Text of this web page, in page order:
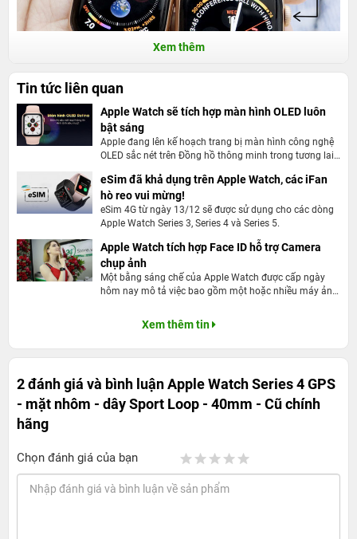
Trải nghiệm mới mẻ với màn hình lớn hơn
Nếu đi về 3 năm trước để so sánh thì Apple Watch S4 đã
có sự thay đổi vượt bậc về kích thước màn hình lớn hơn
30%, và điều này đã cho phép watchOS 5 hiển thị được
góc cạnh màn hình đem lại cho ta 1 cái nhìn liền mạch,
như kiểu có sự liên kết chặt chẽ giữa màn hình và khung
Khi đã nghĩ tới việc tăng kích thước màn hình lên để
Táo đã tăng lên độ phân giải, và các biểu tượng, phông
chữ cũng bắt đầu tăng lên .
Xem thêm
Tin tức liên quan
Apple Watch sẽ tích hợp màn hình OLED luôn
bật sáng
Apple đang lên kế hoạch trang bị màn hình công nghệ
OLED sắc nét trên Đồng hồ thông minh trong tương lai,
năng thông minh vượt trội
eSim đã khả dụng trên Apple Watch, các iFan
hò reo vui mừng!
eSim 4G từ ngày 13/12 sẽ được sử dụng cho các dòng
Apple Watch Series 3, Series 4 và Series 5.
Apple Watch tích hợp Face ID hỗ trợ Camera
chụp ảnh
Một bằng sáng chế của Apple Watch được cấp ngày
hôm nay mô tả việc bao gồm một hoặc nhiều máy ảnh
Đồng hồ thông minh.
Xem thêm tin
2 đánh giá và bình luậnApple Watch Series 4 GPS
- mặt nhôm - dây Sport Loop - 40mm - Cũ chính
hãng
Chọn đánh giá của bạn